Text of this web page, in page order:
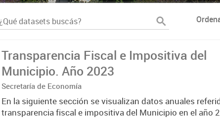
Transparencia Fiscal e Impositiva del
Municipio. Año 2023
Secretaría de Economía
En la siguiente sección se visualizan datos anuales
transparencia fiscal e impositiva del Municipio en el año